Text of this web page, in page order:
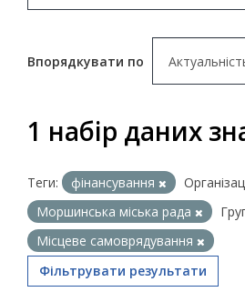
Впорядкувати по
1 набір даних
Теги: фінансування
Моршинська міська рада
Місцеве самоврядування
Фільтрувати результати